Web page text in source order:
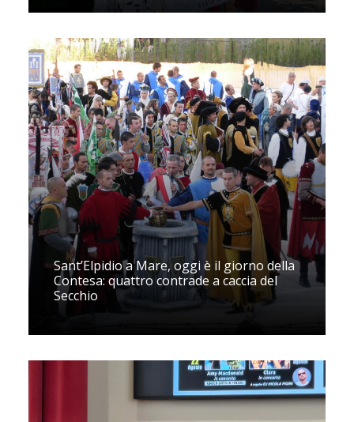
Sant’Elpidio a Mare, oggi è il giorno della
Contesa: quattro contrade a caccia del
Secchio